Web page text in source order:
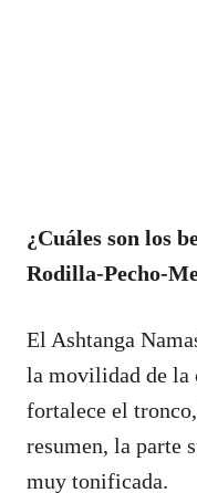
¿Cuáles son los
Rodilla-Pecho-
El Ashtanga
la movilidad de la
fortalece el
resumen, la parte
muy tonificada.